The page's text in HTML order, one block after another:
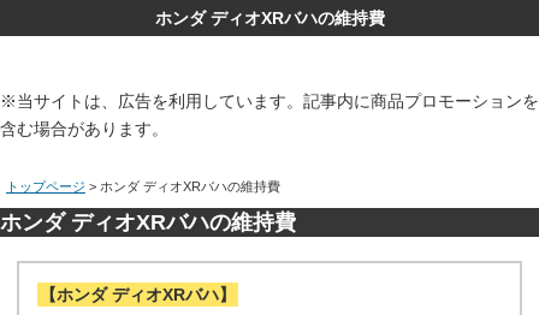
ホンダ ディオXRバハの維持費
※当サイトは、広告を利用しています。記事内に商品プロモーションを
含む場合があります。
トップページ > ホンダ ディオXRバハの維持費
ホンダ ディオXRバハの維持費
【ホンダ ディオXRバハ】